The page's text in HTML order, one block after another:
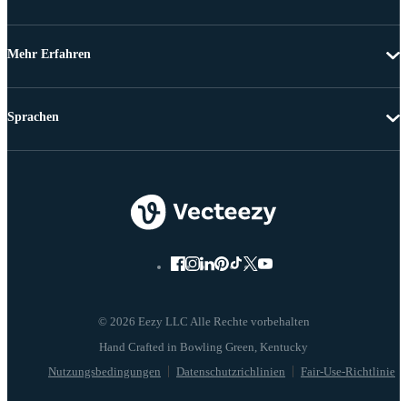
Mehr Erfahren
© 2026 Eezy LLC Alle Rechte vorbehalten
Nutzungsbedingungen Datenschutzrichlinien Fair-Use-Richtlinie
Sprachen